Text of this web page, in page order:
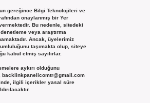
gereğince Bilgi Teknolojileri ve
onaylanmış bir Yer
Bu nedenle, sitedeki
veya araştırma
Ancak, üyelerimiz
taşımakta olup, siteye
kabul etmiş sayılırlar.
aykırı olduğunu
backlinkpanelicomtr@gmail.com
ilgili içerikler yasal süre